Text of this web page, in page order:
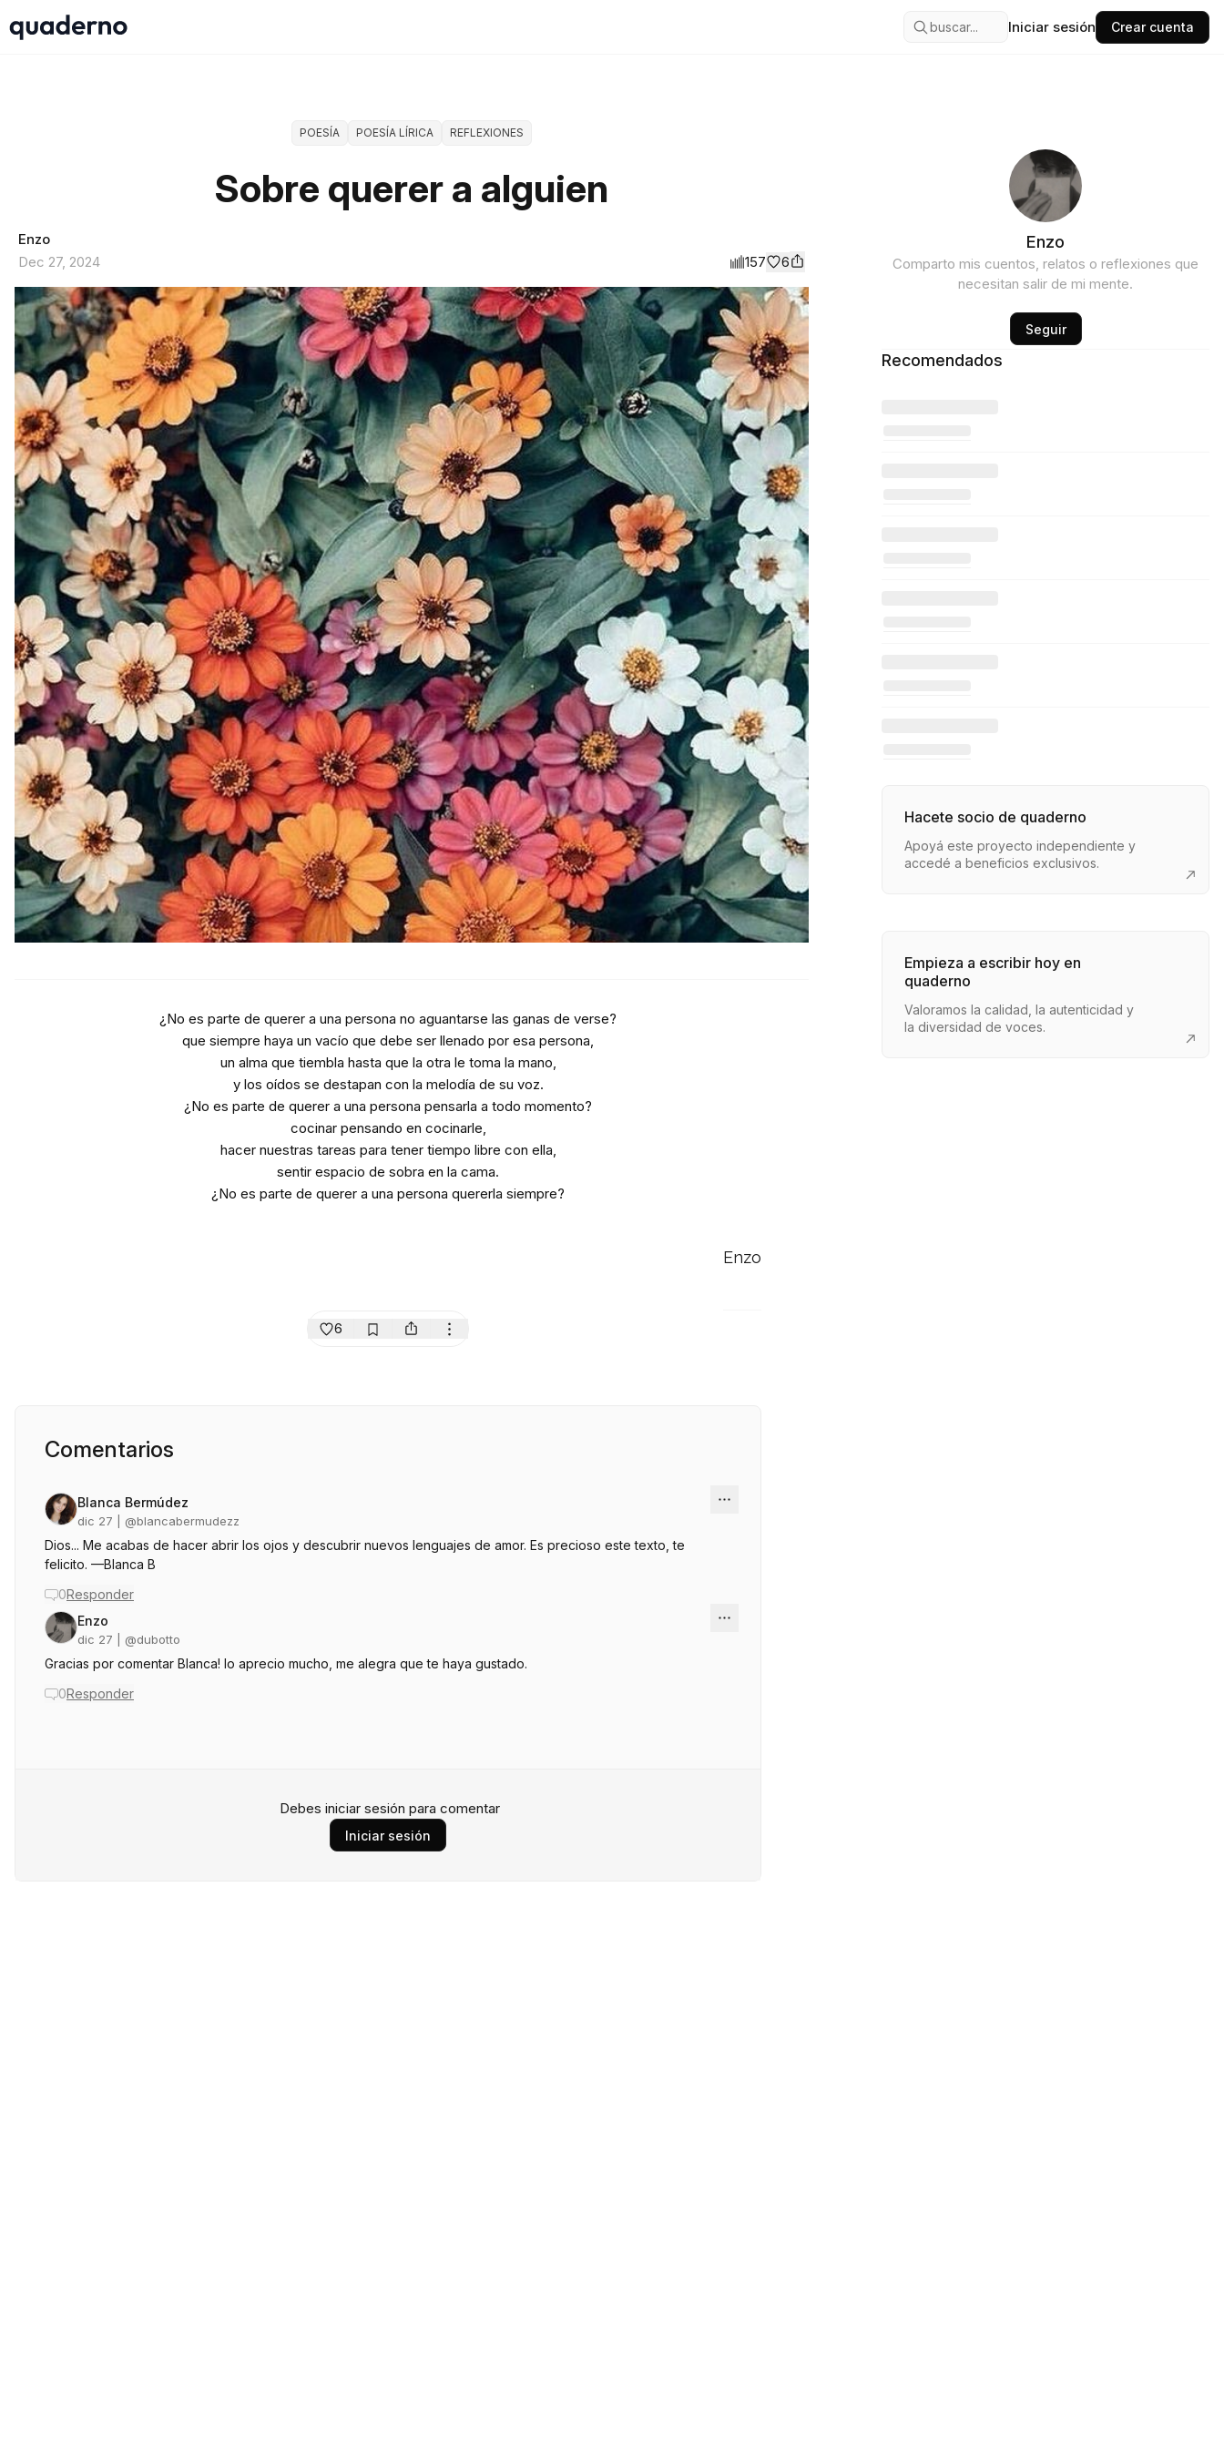
buscar... Iniciar sesión Crear cuenta
POESÍA POESÍA LÍRICA REFLEXIONES
Sobre querer a alguien
Enzo
Dec 27, 2024
157 6
¿No es parte de querer a una persona no aguantarse las ganas de verse?
que siempre haya un vacío que debe ser llenado por esa persona,
un alma que tiembla hasta que la otra le toma la mano,
y los oídos se destapan con la melodía de su voz.
¿No es parte de querer a una persona pensarla a todo momento?
cocinar pensando en cocinarle,
hacer nuestras tareas para tener tiempo libre con ella,
sentir espacio de sobra en la cama.
¿No es parte de querer a una persona quererla siempre?
Enzo
6
Comentarios
Blanca Bermúdez
dic 27 | @blancabermudezz
Dios... Me acabas de hacer abrir los ojos y descubrir nuevos lenguajes de amor. Es precioso este texto, te
felicito. —Blanca B
0Responder
Enzo
dic 27 | @dubotto
Gracias por comentar Blanca! lo aprecio mucho, me alegra que te haya gustado.
0Responder
Debes iniciar sesión para comentar
Iniciar sesión
Enzo
Comparto mis cuentos, relatos o reflexiones que
necesitan salir de mi mente.
Seguir
Recomendados
Hacete socio de quaderno
Apoyá este proyecto independiente y
accedé a beneficios exclusivos.
Empieza a escribir hoy en
quaderno
Valoramos la calidad, la autenticidad y
la diversidad de voces.